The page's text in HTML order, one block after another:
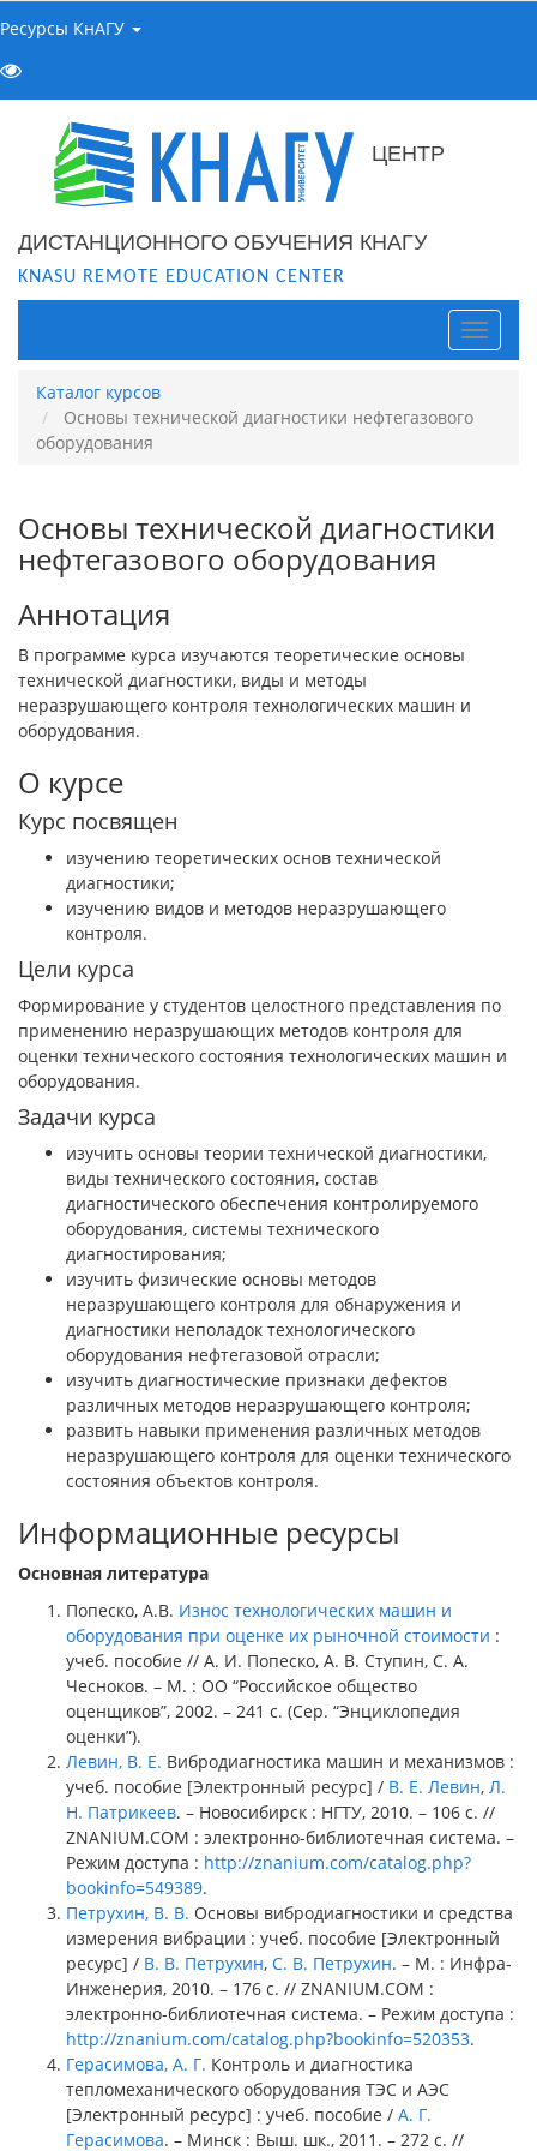
Ресурсы КнАГУ
ЦЕНТР
ДИСТАНЦИОННОГО ОБУЧЕНИЯ КНАГУ
KNASU REMOTE EDUCATION CENTER
Каталог курсов
Основы технической диагностики нефтегазового
оборудования
Основы технической диагностики
нефтегазового оборудования
Аннотация
В программе курса изучаются теоретические основы
технической диагностики, виды и методы
неразрушающего контроля технологических машин и
оборудования.
О курсе
Курс посвящен
изучению теоретических основ технической
диагностики;
изучению видов и методов неразрушающего
контроля.
Цели курса
Формирование у студентов целостного представления по
применению неразрушающих методов контроля для
оценки технического состояния технологических машин и
оборудования.
Задачи курса
изучить основы теории технической диагностики,
виды технического состояния, состав
диагностического обеспечения контролируемого
оборудования, системы технического
диагностирования;
изучить физические основы методов
неразрушающего контроля для обнаружения и
диагностики неполадок технологического
оборудования нефтегазовой отрасли;
изучить диагностические признаки дефектов
различных методов неразрушающего контроля;
развить навыки применения различных методов
неразрушающего контроля для оценки технического
состояния объектов контроля.
Информационные ресурсы
Основная литература
Попеско, А.В. Износ технологических машин и
оборудования при оценке их рыночной стоимости :
учеб. пособие // А. И. Попеско, А. В. Ступин, С. А.
Чесноков. – М. : ОО “Российское общество
оценщиков”, 2002. – 241 с. (Сер. “Энциклопедия
оценки”).
Левин, В. Е. Вибродиагностика машин и механизмов :
учеб. пособие [Электронный ресурс] / В. Е. Левин, Л.
Н. Патрикеев. – Новосибирск : НГТУ, 2010. – 106 с. //
ZNANIUM.COM : электронно-библиотечная система. –
Режим доступа : http://znanium.com/catalog.php?
bookinfo=549389.
Петрухин, В. В. Основы вибродиагностики и средства
измерения вибрации : учеб. пособие [Электронный
ресурс] / В. В. Петрухин, С. В. Петрухин. – М. : Инфра-
Инженерия, 2010. – 176 с. // ZNANIUM.COM :
электронно-библиотечная система. – Режим доступа :
http://znanium.com/catalog.php?bookinfo=520353.
Герасимова, А. Г. Контроль и диагностика
тепломеханического оборудования ТЭС и АЭС
[Электронный ресурс] : учеб. пособие / А. Г.
Герасимова. – Минск : Выш. шк., 2011. – 272 с. //